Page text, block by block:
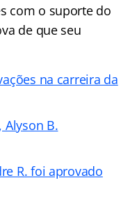
com o suporte do
de que seu
na carreira da
Alyson B.
R. foi aprovado